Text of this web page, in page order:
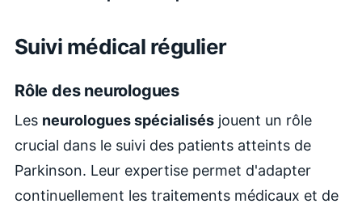
Suivi médical régulier
Rôle des neurologues
Les neurologues spécialisés jouent un rôle
crucial dans le suivi des patients atteints de
Parkinson. Leur expertise permet d'adapter
continuellement les traitements médicaux et de